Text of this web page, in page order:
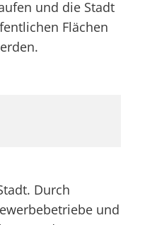
und die Stadt
Flächen
Durch
und